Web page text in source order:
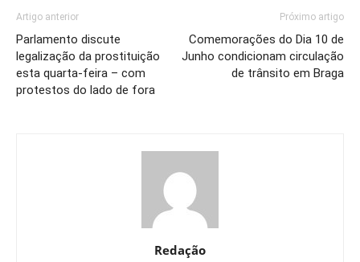
Artigo anterior
Parlamento discute
legalização da prostituição
esta quarta-feira – com
protestos do lado de fora
Próximo artigo
Comemorações do Dia 10 de
Junho condicionam circulação
de trânsito em Braga
Redação